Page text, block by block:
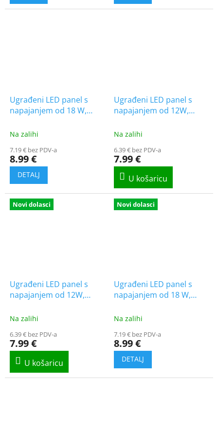
Ugrađeni LED panel s
napajanjem od 18 W,
čip, 1+1 gratis!
Na zalihi
7.19 € bez PDV-a
8.99 €
Ugrađeni LED panel s
napajanjem od 12W,
kvadratni, 1+1 gratis!
Na zalihi
6.39 € bez PDV-a
7.99 €
Novi dolasci
Ugrađeni LED panel s
napajanjem od 12W,
kvadratni
Na zalihi
6.39 € bez PDV-a
7.99 €
Novi dolasci
Ugrađeni LED panel s
napajanjem od 18 W,
čip
Na zalihi
7.19 € bez PDV-a
8.99 €